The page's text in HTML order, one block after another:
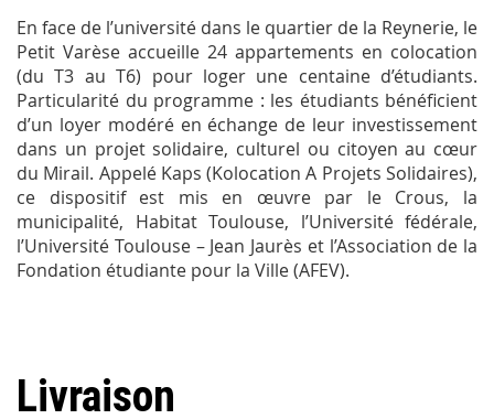
En face de l’université dans le quartier de la Reynerie, le
Petit Varèse accueille 24 appartements en colocation
(du T3 au T6) pour loger une centaine d’étudiants.
Particularité du programme : les étudiants bénéficient
d’un loyer modéré en échange de leur investissement
dans un projet solidaire, culturel ou citoyen au cœur
du Mirail. Appelé Kaps (Kolocation A Projets Solidaires),
ce dispositif est mis en œuvre par le Crous, la
municipalité, Habitat Toulouse, l’Université fédérale,
l’Université Toulouse – Jean Jaurès et l’Association de la
Fondation étudiante pour la Ville (AFEV).
Livraison